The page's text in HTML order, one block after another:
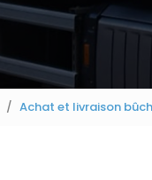
Achat et livraison